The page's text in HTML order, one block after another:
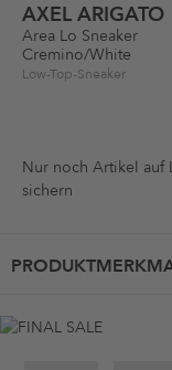
AXEL ARIGATO
Area Lo Sneaker
Cremino/White
Low-Top-Sneaker
Nur noch Artikel auf
sichern